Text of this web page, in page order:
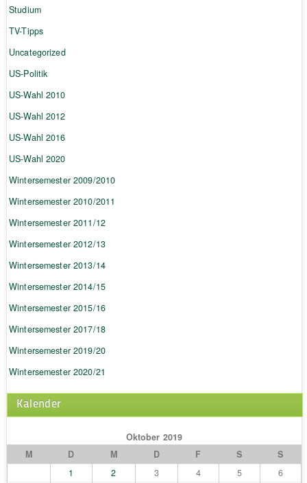
Studium
TV-Tipps
Uncategorized
US-Politik
US-Wahl 2010
US-Wahl 2012
US-Wahl 2016
US-Wahl 2020
Wintersemester 2009/2010
Wintersemester 2010/2011
Wintersemester 2011/12
Wintersemester 2012/13
Wintersemester 2013/14
Wintersemester 2014/15
Wintersemester 2015/16
Wintersemester 2017/18
Wintersemester 2019/20
Wintersemester 2020/21
Kalender
Oktober 2019
M
D M D F S
S
1
2 3 4 5
6